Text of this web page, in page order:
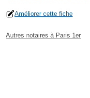
Améliorer cette fiche
Autres notaires à Paris 1er